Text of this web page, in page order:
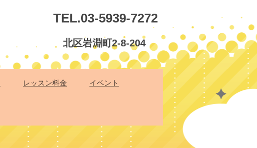
TEL.03-5939-7272
北区岩淵町2-8-204
レッスン料金 イベント